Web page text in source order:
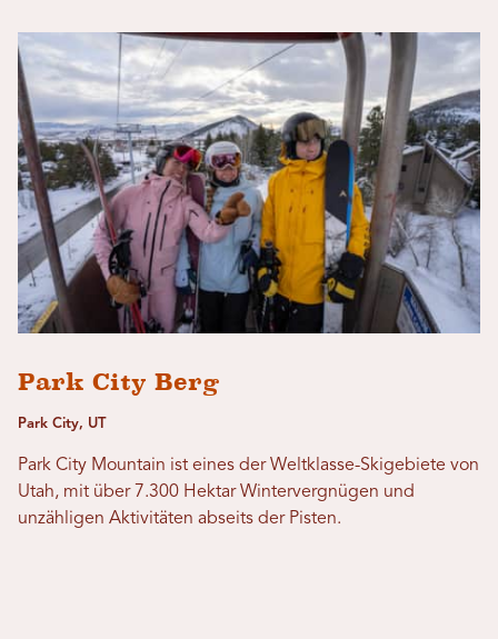
Park City Berg
Park City, UT
Park City Mountain ist eines der Weltklasse-Skigebiete von
Utah, mit über 7.300 Hektar Wintervergnügen und
unzähligen Aktivitäten abseits der Pisten.